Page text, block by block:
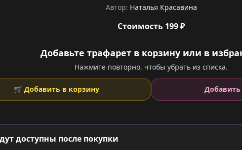
Автор: Наталья Красавина
Стоимость 199 ₽
Добавьте трафарет в корзину или в
Нажмите повторно, чтобы убрать из списка.
🛒 Добавить в корзину Добавить
доступны после покупки